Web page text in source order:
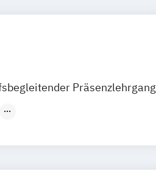
Präsenzlehrgang